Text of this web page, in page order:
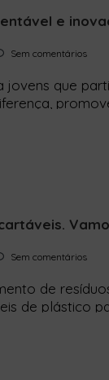
e
Sem comentários
jovens que
juvenil
Sem comentários
de
de plástico
(No